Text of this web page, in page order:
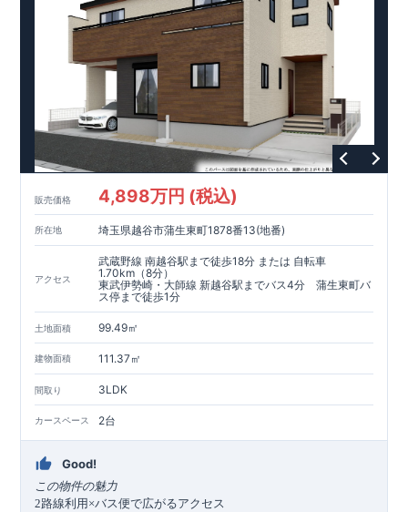
◇不要な中間マージンを抑えることで、コストダウンに努めて
います。
もっと詳しく
◇国が定めた耐震等級で最高の3を取得建築基準法で定められ
た、｢数百年に一度発生する地震に対して、倒壊、崩壊しな
い。｣という基準から、さらに
倍の耐震力を達成していま
す。
安心の長期優良住宅！
もっと詳しく
◇東栄住宅は、全7つの技術基準のうち、4
つの最高等級を取得
とは、｢良い家を作って、きちんと手入れをし
て、長く大切に使う｣ことを目的とした認定制度。住宅ローン減
税、固定資産税などの税制優遇を受けられるだけでなく、中古
市場でも、長期優良住宅が有利に働きます。
住宅性能評価ダブル取得！
もっと詳しく
◇設計住宅性能評価：建物設計段階で、国が認めた第三機関が
評価しております。
建設住宅性能評価
：評価を受けた図面通りに施工されている
か、建設までに計4回チェックが行われます。図面や書類上だ
けでなく、「現場の施工状況」を検査した上で、品質を保証し
アフターサポート
もっと詳しく
◇最大 年間の品質保証
を実施
◇お引渡しからが本当のお付き合いだと考え、アフターサービ
スを外部の業者に委託せず、東栄住宅グループ「東栄ホームサ
ービス株式会社」にて責任をもって対応いたします。
■当社こだわりの空間アイディアをショート動画でご紹介して
います。ここをクリック
気になる！見たい！話を聞きたい！！
大宮営業所へまずはお気軽にお電話ください♪
お電話なら素早くご相談等の日程調整が可能です
【TEL：0120-0038-63 】 （
販売価格 4,898万円 (税込)
所在地 埼玉県越谷市蒲生東町1878番13(地番)
アクセス
武蔵野線 南越谷駅まで徒歩18分 または 自転車
1.70km（8分）
東武伊勢崎・大師線 新越谷駅までバス4分 蒲生東町バ
ス停まで徒歩1分
土地面積 99.49㎡
建物面積 111.37㎡
間取り 3LDK
カースペース 2台
Good!
この物件の魅力
2路線利用×バス便で広がるアクセス